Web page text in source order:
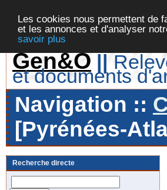
Les cookies nous permettent de
et les annonces et d'analyser
savoir plus
Gen&O ||
et documents
Navigation ::
[Pyrénées-
Recherche directe